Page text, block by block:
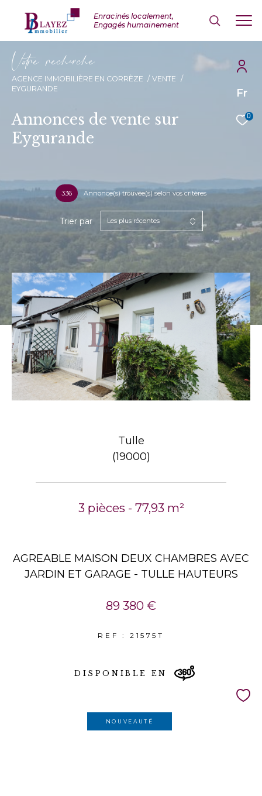
Fr
0
Vore recece
AGENCE IMMOBILIÈRE EN CORRÈZE
VENTE
EYGURANDE
Annonces de vente sur
Eygurande
336 Annonce(s) trouvée(s) selon vos critères
Trier par Les plus récentes
Tulle
(19000)
3 pièces - 77,93 m²
AGREABLE MAISON DEUX CHAMBRES AVEC
JARDIN ET GARAGE - TULLE HAUTEURS
89 380 €
REF : 21575T
DISPONIBLE EN
NOUVEAUTÉ